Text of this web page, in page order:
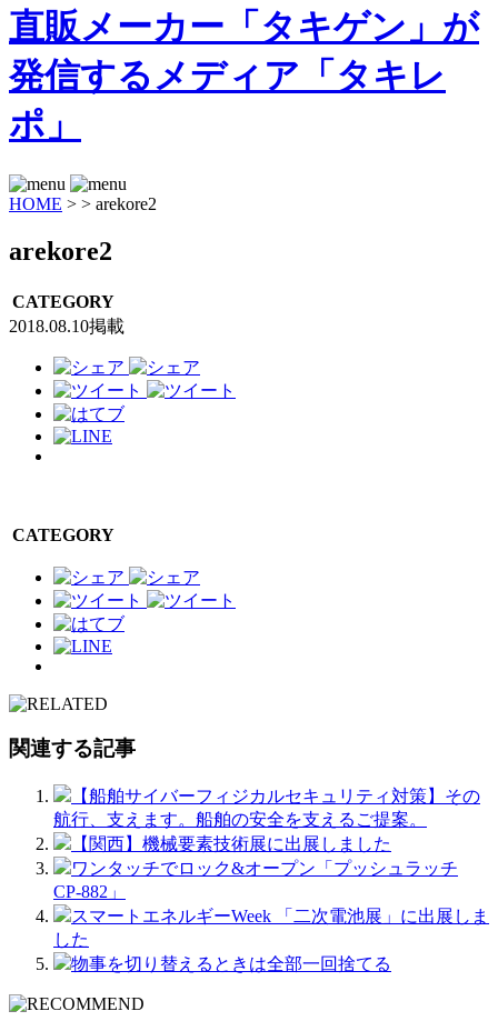
HOME > > arekore2
arekore2
CATEGORY
2018.08.10掲載
CATEGORY
関連する記事
【船舶サイバーフィジカルセキュリティ対策】その
航行、支えます。船舶の安全を支えるご提案。
【関西】機械要素技術展に出展しました
ワンタッチでロック&オープン「プッシュラッチ
CP-882」
スマートエネルギーWeek 「二次電池展」に出展しま
した
物事を切り替えるときは全部一回捨てる